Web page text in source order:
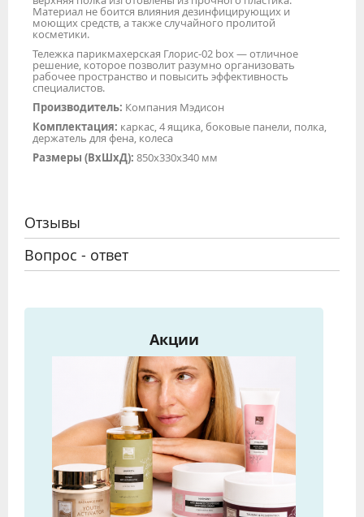
Материал не боится влияния дезинфицирующих и
моющих средств, а также случайного пролитой
косметики.
Тележка парикмахерская Глорис-02 box — отличное
решение, которое позволит разумно организовать
рабочее пространство и повысить эффективность
специалистов.
Производитель: Компания Мэдисон
Комплектация: каркас, 4 ящика, боковые панели, полка,
держатель для фена, колеса
Размеры (ВхШхД): 850x330x340 мм
Отзывы
Вопрос - ответ
Акции